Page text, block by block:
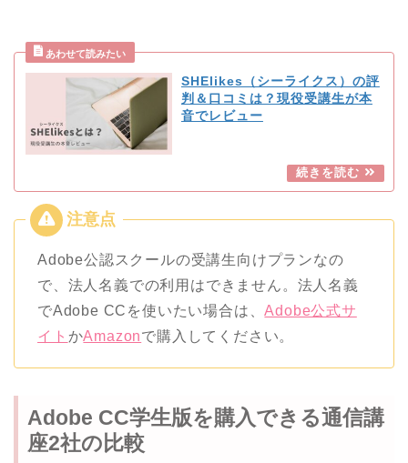
SHElikes（シーライクス）の評
判＆口コミは？現役受講生が本
音でレビュー
Adobe公認スクールの受講生向けプランなの
で、法人名義での利用はできません。法人名義
でAdobe CCを使いたい場合は、Adobe公式サ
イト かAmazonで購入してください。
Adobe CC学生版を購入できる通信講
座2社の比較